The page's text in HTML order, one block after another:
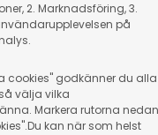
2. Marknadsföring, 3.
på
cookies" godkänner du alla
välja vilka
Markera rutorna nedan
kan när som helst